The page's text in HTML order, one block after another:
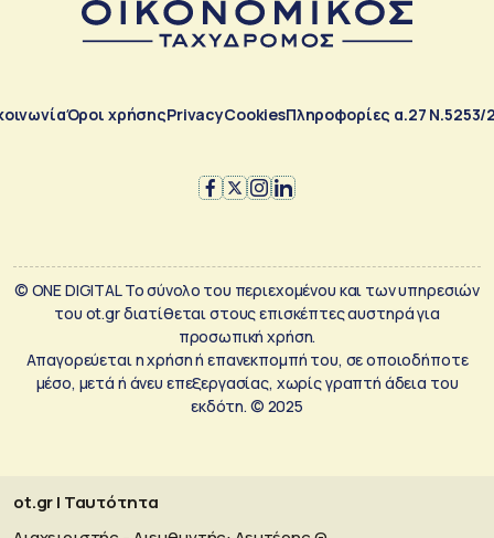
Όροι χρήσηςPrivacyCookiesΠληροφορίες α.27 Ν.5253/
© ONE DIGITAL Το σύνολο του περιεχομένου και των υπηρεσιών
του ot.gr διατίθεται στους επισκέπτες αυστηρά για
προσωπική χρήση.
Απαγορεύεται η χρήση ή επανεκπομπή του, σε οποιοδήποτε
μέσο, μετά ή άνευ επεξεργασίας, χωρίς γραπτή άδεια του
εκδότη. © 2025
ot.gr | Ταυτότητα